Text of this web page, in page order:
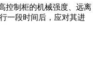
控制柜的机械强度、远离
一段时间后，应对其进